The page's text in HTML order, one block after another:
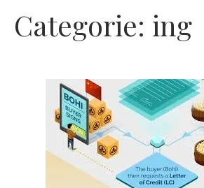
Categorie: ing